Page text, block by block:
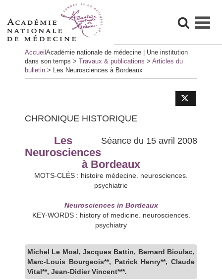
Accueil Académie nationale de médecine | Une institution
dans son temps > Travaux & publications > Articles du
bulletin > Les Neurosciences à Bordeaux
CHRONIQUE HISTORIQUE
Séance du 15 avril 2008
Les
Neurosciences
à Bordeaux
MOTS-CLÉS : histoire médecine. neurosciences.
psychiatrie
Neurosciences in Bordeaux
KEY-WORDS : history of medicine. neurosciences.
psychiatry
Michel Le Moal, Jacques Battin, Bernard Bioulac,
Marc-Louis Bourgeois**, Patrick Henry**, Claude
Vital**, Jean-Didier Vincent***.